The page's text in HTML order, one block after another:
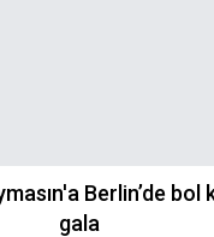
Berlin’de bol
gala